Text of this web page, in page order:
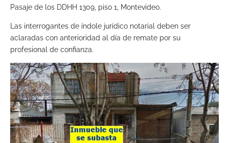
Pasaje de los DDHH 1309, piso 1, Montevideo.
Las interrogantes de índole jurídico notarial deben ser
aclaradas con anterioridad al día de remate por su
profesional de confianza.